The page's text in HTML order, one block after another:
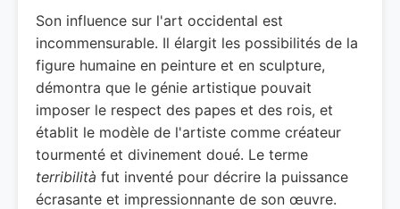
Son influence sur l'art occidental est
incommensurable. Il élargit les possibilités de la
figure humaine en peinture et en sculpture,
démontra que le génie artistique pouvait
imposer le respect des papes et des rois, et
établit le modèle de l'artiste comme créateur
tourmenté et divinement doué. Le terme
terribilità fut inventé pour décrire la puissance
écrasante et impressionnante de son œuvre.